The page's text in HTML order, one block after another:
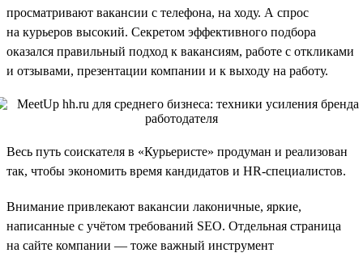
просматривают вакансии с телефона, на ходу. А спрос
на курьеров высокий. Секретом эффективного подбора
оказался правильный подход к вакансиям, работе с откликами
и отзывами, презентации компании и к выходу на работу.
Весь путь соискателя в «Курьеристе» продуман и реализован
так, чтобы экономить время кандидатов и HR-специалистов.
Внимание привлекают вакансии лаконичные, яркие,
написанные с учётом требований SEO. Отдельная страница
на сайте компании — тоже важный инструмент